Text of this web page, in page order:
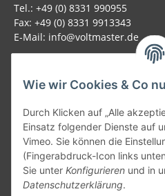
Wie wir Cookies & Co
Durch Klicken auf „Alle
Einsatz folgender Dienste auf
Vimeo. Sie können die
(Fingerabdruck-Icon links
Sie unter Konfigurieren und in
Datenschutzerklärung.
Tel.: +49 (0) 8331 990955
Fax: +49 (0) 8331 9913343
E-Mail: info@voltmaster.de
Allgemein
Teil unseres Netzwerks:
SmoliTec - Safety. Simplified.